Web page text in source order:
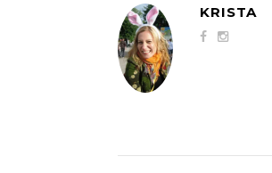
KRISTA